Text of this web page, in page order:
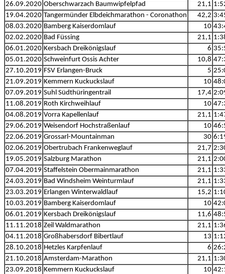
26.09.2020 Oberschwarzach Baumwipfelpfad 21,1
19.04.2020 Tangermünder Elbdeichmarathon - Coronathon 42,2
08.03.2020 Bamberg Kaiserdomlauf 10
02.02.2020 Bad Füssing 21,1
06.01.2020 Kersbach Dreikönigslauf 6
05.01.2020 Schweinfurt Ossis Achter 10,8
27.10.2019 FSV Erlangen-Bruck 5
21.09.2019 Kemmern Kuckuckslauf 10
07.09.2019 Suhl Südthüringentrail 17,4
11.08.2019 Roth Kirchweihlauf 10
04.08.2019 Vorra Kapellenlauf 21,1
29.06.2019 Weisendorf Hochstraßenlauf 10
22.06.2019 Grossarl-Mountainman 30
02.06.2019 Obertrubach Frankenweglauf 21,7
19.05.2019 Salzburg Marathon 21,1
07.04.2019 Staffelstein Obermainmarathon 21,1
24.03.2019 Bad Windsheim Weinturmlauf 21,1
23.03.2019 Erlangen Winterwaldlauf 15,2
10.03.2019 Bamberg Kaiserdomlauf 10
06.01.2019 Kersbach Dreikönigslauf 11,6
11.11.2018 Zeil Waldmarathon 21,1
04.11.2018 Großhabersdorf Bibertlauf 13
28.10.2018 Hetzles Karpfenlauf 6
21.10.2018 Amsterdam-Marathon 21,1
23.09.2018 Kemmern Kuckuckslauf 10